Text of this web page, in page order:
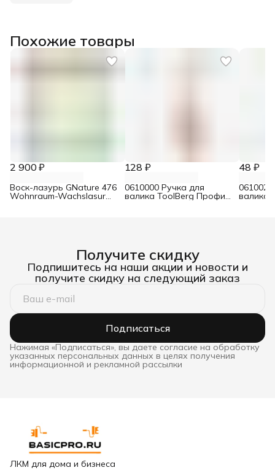
Похожие товары
2 900 ₽
Воск-лазурь GNature 476
Wohnraum-Wachslasur
128 ₽
0610000 Ручка для
валика ToolBerg Профи
48 ₽
валика
Получите скидку
Подпишитесь на наши акции и новости и
получите скидку на следующий заказ
Подписаться
Нажимая «Подписаться», вы даете согласие на обработку
указанных персональных данных в целях получения
информационной и рекламной рассылки
ЛКМ для дома и бизнеса